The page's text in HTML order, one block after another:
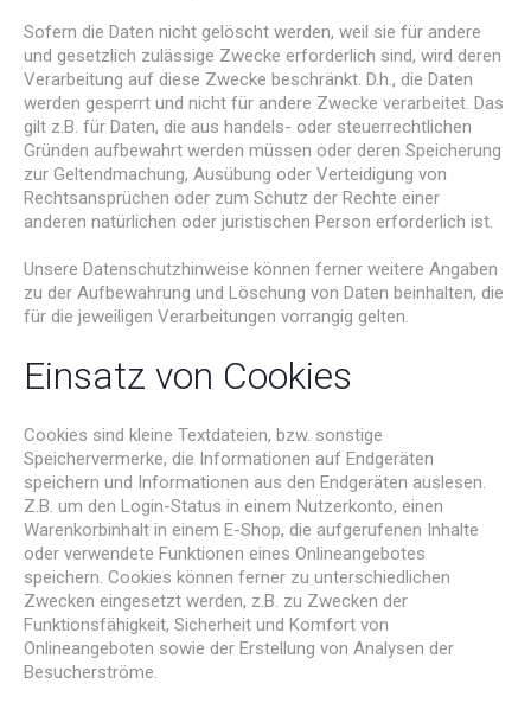
Sofern die Daten nicht gelöscht werden, weil sie für andere
und gesetzlich zulässige Zwecke erforderlich sind, wird deren
Verarbeitung auf diese Zwecke beschränkt. D.h., die Daten
werden gesperrt und nicht für andere Zwecke verarbeitet. Das
gilt z.B. für Daten, die aus handels- oder steuerrechtlichen
Gründen aufbewahrt werden müssen oder deren Speicherung
zur Geltendmachung, Ausübung oder Verteidigung von
Rechtsansprüchen oder zum Schutz der Rechte einer
anderen natürlichen oder juristischen Person erforderlich ist.
Unsere Datenschutzhinweise können ferner weitere Angaben
zu der Aufbewahrung und Löschung von Daten beinhalten, die
für die jeweiligen Verarbeitungen vorrangig gelten.
Einsatz von Cookies
Cookies sind kleine Textdateien, bzw. sonstige
Speichervermerke, die Informationen auf Endgeräten
speichern und Informationen aus den Endgeräten auslesen.
Z.B. um den Login-Status in einem Nutzerkonto, einen
Warenkorbinhalt in einem E-Shop, die aufgerufenen Inhalte
oder verwendete Funktionen eines Onlineangebotes
speichern. Cookies können ferner zu unterschiedlichen
Zwecken eingesetzt werden, z.B. zu Zwecken der
Funktionsfähigkeit, Sicherheit und Komfort von
Onlineangeboten sowie der Erstellung von Analysen der
Besucherströme.